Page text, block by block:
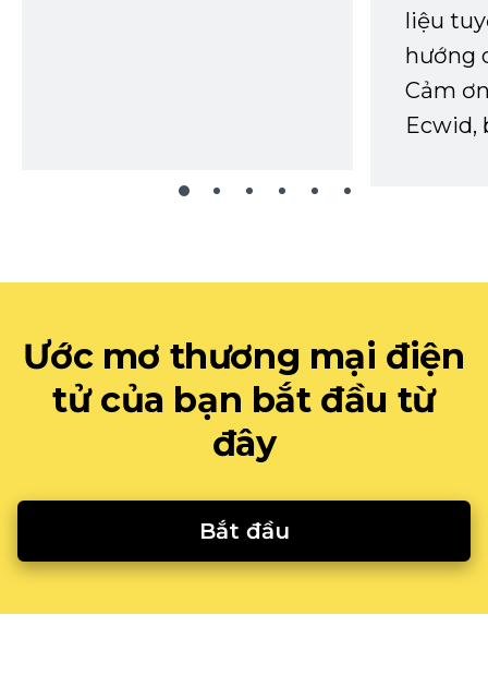
liệu
hướng
Cảm
Ecwid,
Ước mơ thương mại điện
tử của bạn bắt đầu từ
đây
Bắt đầu